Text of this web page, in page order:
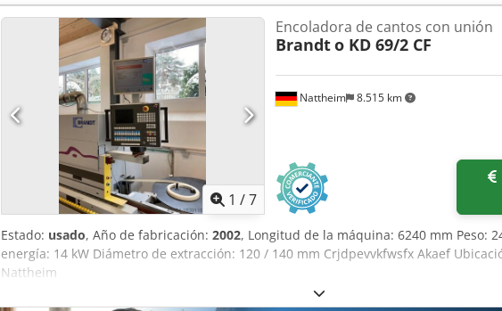
plano Unidad de pulido Dimensiones de la máquina: 7450 x 1220 x 2400 mm Peso:
To Akaerf Ubicación de almacenamiento: Nattheim
1 /7
Nattheim 8.515 km
Encoladora de cantos con unión
Brandto KD 69/2 CF
Estado: usado, Año de fabricación: 2002, Longitud de la máquina: 6240 mm Peso:
energía: 14 kW Diámetro de extracción: 120 / 140 mm Crjdpevvkfwsfx Akaef
Nattheim